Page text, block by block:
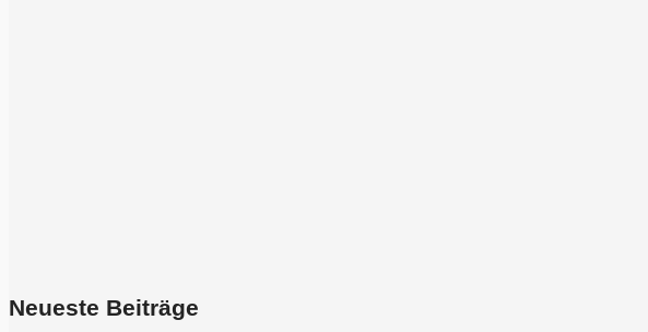
Neueste Beiträge